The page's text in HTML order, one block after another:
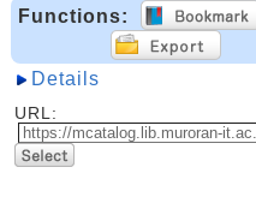
Functions:
Details
URL: